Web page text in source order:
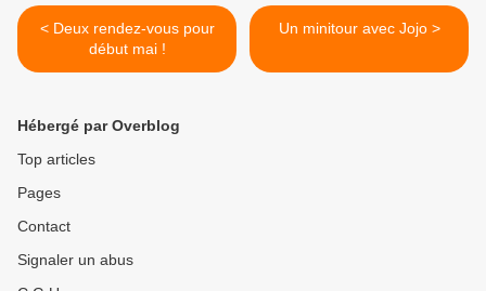
< Deux rendez-vous pour
début mai !
Un minitour avec Jojo >
Hébergé par Overblog
Top articles
Pages
Contact
Signaler un abus